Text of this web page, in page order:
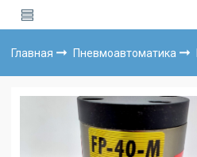
Главная Пневмоавтоматика